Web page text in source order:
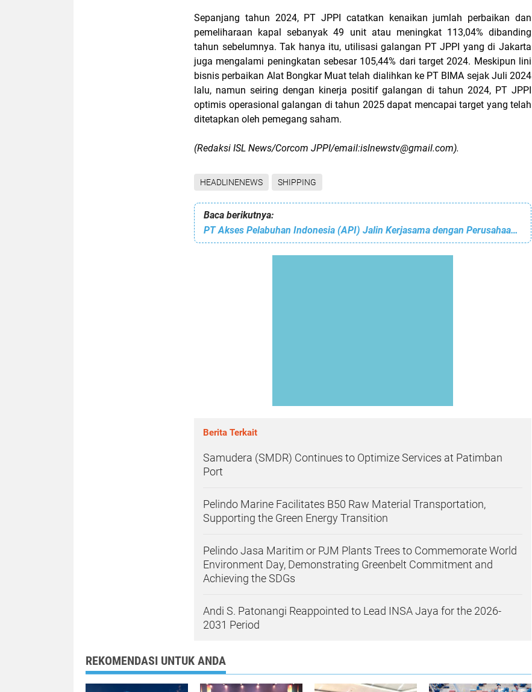
Sepanjang tahun 2024, PT JPPI catatkan kenaikan jumlah perbaikan dan
pemeliharaan kapal sebanyak 49 unit atau meningkat 113,04% dibanding
tahun sebelumnya. Tak hanya itu, utilisasi galangan PT JPPI yang di Jakarta
juga mengalami peningkatan sebesar 105,44% dari target 2024. Meskipun lini
bisnis perbaikan Alat Bongkar Muat telah dialihkan ke PT BIMA sejak Juli 2024
lalu, namun seiring dengan kinerja positif galangan di tahun 2024, PT JPPI
optimis operasional galangan di tahun 2025 dapat mencapai target yang telah
ditetapkan oleh pemegang saham.
(Redaksi ISL News/Corcom JPPI/email:islnewstv@gmail.com).
HEADLINENEWS SHIPPING
Baca berikutnya:
PT Akses Pelabuhan Indonesia (API) Jalin Kerjasama dengan Perusahaan Tiongkok Untuk konektivitas logistik nasional
Berita Terkait
Samudera (SMDR) Continues to Optimize Services at Patimban
Port
Pelindo Marine Facilitates B50 Raw Material Transportation,
Supporting the Green Energy Transition
Pelindo Jasa Maritim or PJM Plants Trees to Commemorate World
Environment Day, Demonstrating Greenbelt Commitment and
Achieving the SDGs
Andi S. Patonangi Reappointed to Lead INSA Jaya for the 2026-
2031 Period
REKOMENDASI UNTUK ANDA